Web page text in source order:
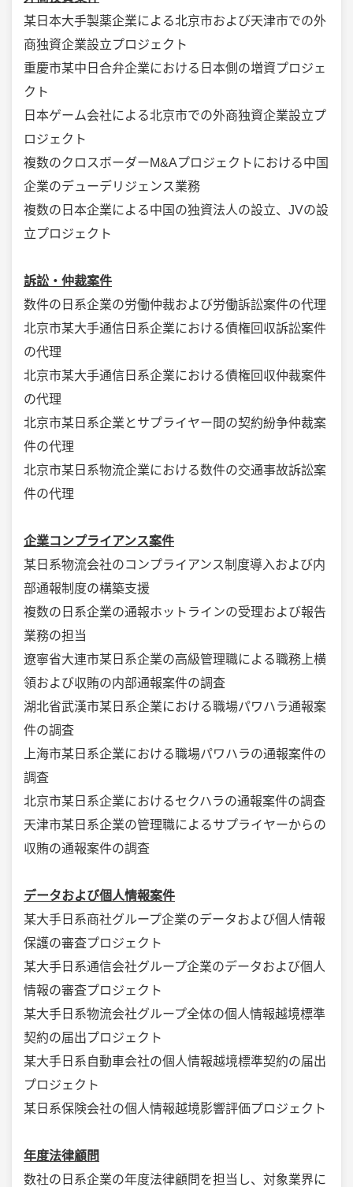
某日本大手製薬企業による北京市および天津市での外
商独資企業設立プロジェクト
重慶市某中日合弁企業における日本側の増資プロジェ
クト
日本ゲーム会社による北京市での外商独資企業設立プ
ロジェクト
複数のクロスボーダーM&Aプロジェクトにおける中国
企業のデューデリジェンス業務
複数の日本企業による中国の独資法人の設立、JVの設
立プロジェクト
訴訟・仲裁案件
数件の日系企業の労働仲裁および労働訴訟案件の代理
北京市某大手通信日系企業における債権回収訴訟案件
の代理
北京市某大手通信日系企業における債権回収仲裁案件
の代理
北京市某日系企業とサプライヤー間の契約紛争仲裁案
件の代理
北京市某日系物流企業における数件の交通事故訴訟案
件の代理
企業コンプライアンス案件
某日系物流会社のコンプライアンス制度導入および内
部通報制度の構築支援
複数の日系企業の通報ホットラインの受理および報告
業務の担当
遼寧省大連市某日系企業の高級管理職による職務上横
領および収賄の内部通報案件の調査
湖北省武漢市某日系企業における職場パワハラ通報案
件の調査
上海市某日系企業における職場パワハラの通報案件の
調査
北京市某日系企業におけるセクハラの通報案件の調査
天津市某日系企業の管理職によるサプライヤーからの
収賄の通報案件の調査
データおよび個人情報案件
某大手日系商社グループ企業のデータおよび個人情報
保護の審査プロジェクト
某大手日系通信会社グループ企業のデータおよび個人
情報の審査プロジェクト
某大手日系物流会社グループ全体の個人情報越境標準
契約の届出プロジェクト
某大手日系自動車会社の個人情報越境標準契約の届出
プロジェクト
某日系保険会社の個人情報越境影響評価プロジェクト
年度法律顧問
数社の日系企業の年度法律顧問を担当し、対象業界に